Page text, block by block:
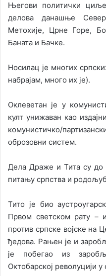
Његови политички
делова данашње
Метохије, Црне Горе,
Баната и Бачке.
Носилац је многих
набрајам, много их је).
Оклеветан је у
култ унижаван као
комунистичко/
оброзовни систем.
Дела Драже и Тита су до
питању српства и
Тито је био
Првом светском рату –
против српске војске на
ђедова. Рањен је и
је побегао из
Октобарској револуцији